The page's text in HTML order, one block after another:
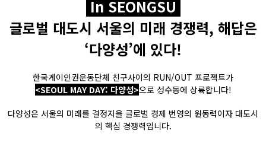
In SEONGSU
글로벌 대도시 서울의 미래 경쟁력, 해답은
‘다양성’에 있다!
한국게이인권운동단체 친구사이의 RUN/OUT 프로젝트가
<SEOUL MAY DAY: 다양성>으로 성수동에 상륙합니다!
다양성은 서울의 미래를 결정지을 글로벌 경제 번영의 원동력이자 대도시
의 핵심 경쟁력입니다.